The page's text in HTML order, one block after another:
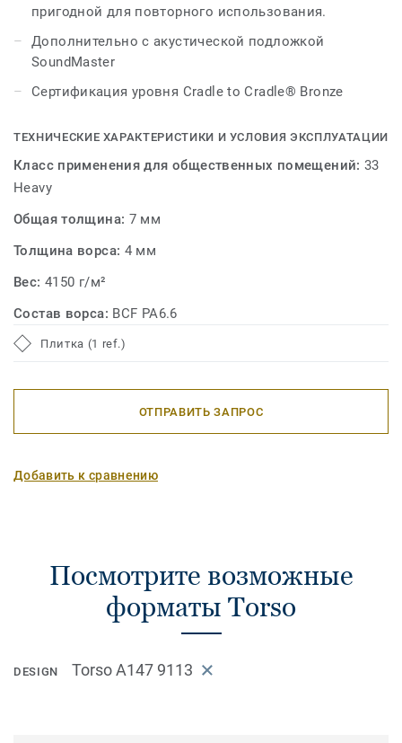
пригодной для повторного использования.
Дополнительно с акустической подложкой
SoundMaster
Сертификация уровня Cradle to Cradle® Bronze
ТЕХНИЧЕСКИЕ ХАРАКТЕРИСТИКИ И УСЛОВИЯ ЭКСПЛУАТАЦИИ
Класс применения для общественных помещений:33
Heavy
Общая толщина: 7 мм
Толщина ворса: 4 мм
Вес: 4150 г/м²
Состав ворса: BCF PA6.6
Плитка (1 ref.)
ОТПРАВИТЬ ЗАПРОС
Добавить к сравнению
Посмотрите возможные
форматы Torso
DESIGN Torso A147 9113